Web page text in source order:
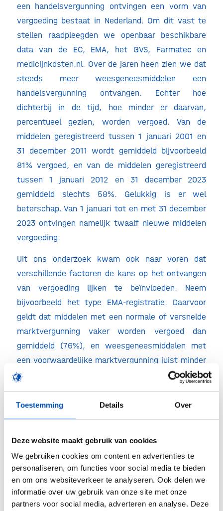
Toestemming Details Over
Deze website maakt gebruik van cookies
We gebruiken cookies om content en advertenties te
personaliseren, om functies voor social media te bieden
en om ons websiteverkeer te analyseren. Ook delen we
informatie over uw gebruik van onze site met onze
partners voor social media, adverteren en analyse. Deze
een handelsvergunning ontvingen een vorm van
vergoeding bestaat in Nederland. Om dit vast te
stellen raadpleegden we openbaar beschikbare
data van de EC, EMA, het GVS, Farmatec en
medicijnkosten.nl. Over de jaren heen zien we dat
steeds meer weesgeneesmiddelen een
handelsvergunning ontvangen. Echter hoe
dichterbij in de tijd, hoe minder er daarvan,
percentueel gezien, worden vergoed. Van de
middelen geregistreerd tussen 1 januari 2001 en
31 december 2011 wordt gemiddeld bijvoorbeeld
81% vergoed, en van de middelen geregistreerd
tussen 1 januari 2012 en 31 december 2023
gemiddeld slechts 58%. Gelukkig is er wel
beterschap. Van 1 januari tot en met 31 december
2023 ontvingen namelijk twaalf nieuwe middelen
vergoeding.
Uit ons onderzoek kwam ook naar voren dat
verschillende factoren de kans op het ontvangen
van vergoeding lijken te beïnvloeden. Neem
bijvoorbeeld het type EMA-registratie. Daarvoor
geldt dat middelen met een normale of versnelde
marktvergunning vaker worden vergoed dan
gemiddeld (76%), en weesgeneesmiddelen met
een voorwaardelijke marktvergunning juist minder
vaak worden vergoed dan gemiddeld (32-50%).
Ook de grootte van het bedrijf dat het middel
registreert lijkt invloed te hebben. Middelen
geregistreerd door het MKB ontvangen volgens
vergoeding dan middelen geregistreerd door
grotere ondernemingen (33% tegenover 65%).
Daarnaast is in totaal slechts 6% van de
weesgeneesmiddelen opgenomen in dit onderzoek
geregistreerd door het MKB. Andere onderzochte